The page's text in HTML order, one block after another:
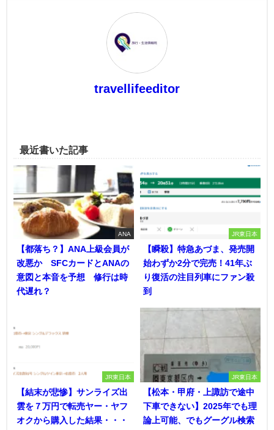
travellifeeditor
最近書いた記事
ANA
【都落ち？】ANA上級会員が
改悪か SFCカードとANAの
意図と本音を予想 修行は時
代遅れ？
JR東日本
【瞬殺】特急あづま、発売開
始わずか2分で完売！41年ぶ
り復活の注目列車にファン殺
到
JR東日本
【結末が悲惨】サンライズ出
雲を７万円で転売ヤー・ヤフ
オクから購入した結果・・・
JR東日本
【松本・甲府・上諏訪で途中
下車できない】2025年でも理
論上可能、でもグーグル検索